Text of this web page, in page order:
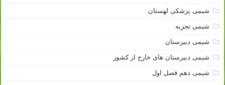
شیمی پزشکی لهستان
شیمی تجزیه
شیمی دبیرستان
شیمی دبیرستان های خارج از کشور
شیمی دهم فصل اول